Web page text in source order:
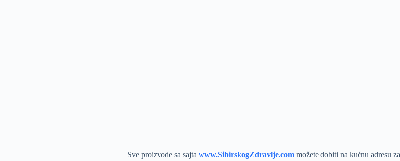
Sve proizvode sa sajta www.SibirskogZdravlje.commožete dobiti na kućnu adresu za